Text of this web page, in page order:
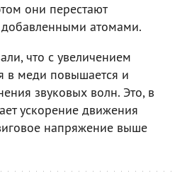
они перестают
добавленными атомами.
что с увеличением
в меди повышается и
звуковых волн. Это, в
ускорение движения
напряжение выше